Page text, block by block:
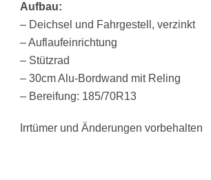
Aufbau:
– Deichsel und Fahrgestell, verzinkt
– Auflaufeinrichtung
– Stützrad
– 30cm Alu-Bordwand mit Reling
– Bereifung: 185/70R13
Irrtümer und Änderungen vorbehalten